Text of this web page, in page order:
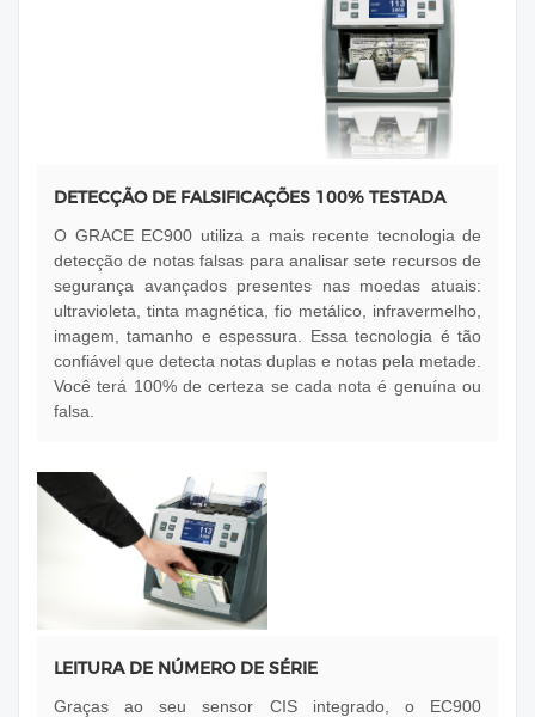
DETECÇÃO DE FALSIFICAÇÕES 100% TESTADA
O GRACE EC900 utiliza a mais recente tecnologia de
detecção de notas falsas para analisar sete recursos de
segurança avançados presentes nas moedas atuais:
ultravioleta, tinta magnética, fio metálico, infravermelho,
imagem, tamanho e espessura. Essa tecnologia é tão
confiável que detecta notas duplas e notas pela metade.
Você terá 100% de certeza se cada nota é genuína ou
falsa.
LEITURA DE NÚMERO DE SÉRIE
Graças ao seu sensor CIS integrado, o EC900